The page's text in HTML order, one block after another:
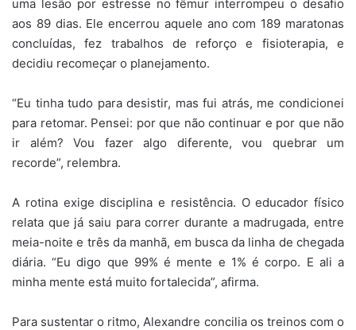
uma lesão por estresse no fêmur interrompeu o desafio
aos 89 dias. Ele encerrou aquele ano com 189 maratonas
concluídas, fez trabalhos de reforço e fisioterapia, e
decidiu recomeçar o planejamento.
“Eu tinha tudo para desistir, mas fui atrás, me condicionei
para retomar. Pensei: por que não continuar e por que não
ir além? Vou fazer algo diferente, vou quebrar um
recorde”, relembra.
A rotina exige disciplina e resistência. O educador físico
relata que já saiu para correr durante a madrugada, entre
meia-noite e três da manhã, em busca da linha de chegada
diária. “Eu digo que 99% é mente e 1% é corpo. E ali a
minha mente está muito fortalecida”, afirma.
Para sustentar o ritmo, Alexandre concilia os treinos com o